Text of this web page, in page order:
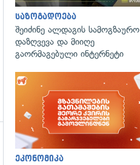
საზოგადოება
შეიძინე ალდაგის სამოგზაურო
დაზღვევა და მიიღე
გაორმაგებული ინტერნეტი
ეკონომიკა